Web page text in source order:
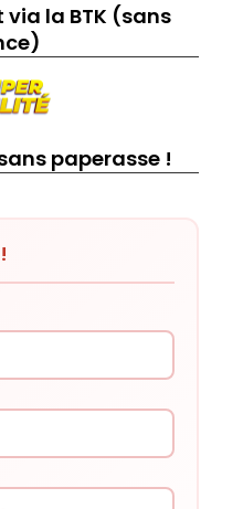
la BTK (sans
paperasse !